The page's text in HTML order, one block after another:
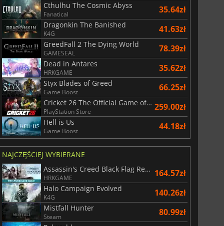
Cthulhu The Cosmic Abyss
Fanatical 35.64zł
Dragonkin The Banished
K4G 41.63zł
GreedFall 2 The Dying World
GAMESEAL 78.39zł
Dead in Antares
HRKGAME 35.62zł
Styx Blades of Greed
Game Boost 66.25zł
Cricket 26 The Official Game of the Ashes
PlayStation Store 259.00zł
Hell is Us
Game Boost 44.18zł
NAJCZĘŚCIEJ WYBIERANE
Assassin's Creed Black Flag Resynced
HRKGAME 164.57zł
Halo Campaign Evolved
K4G 140.26zł
Mistfall Hunter
Steam 80.99zł